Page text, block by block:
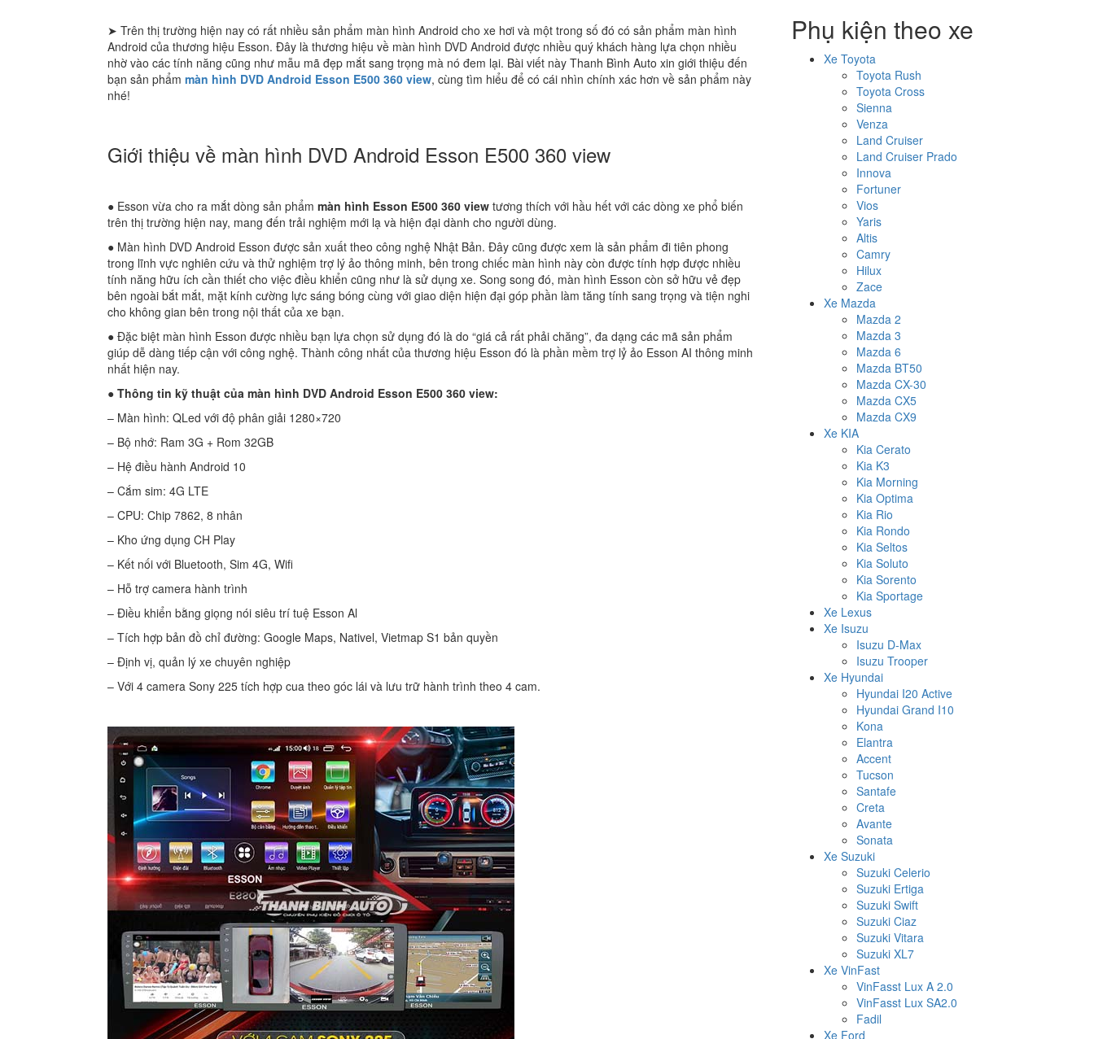
số
lượng
➤ Trên thị trường hiện nay có rất nhiều sản phẩm màn hình Android cho xe hơi và một trong số đó có sản phẩm màn hình
Android của thương hiệu Esson. Đây là thương hiệu về màn hình DVD Android được nhiều quý khách hàng lựa chọn nhiều
nhờ vào các tính năng cũng như mẫu mã đẹp mắt sang trọng mà nó đem lại. Bài viết này Thanh Bình Auto xin giới thiệu đến
bạn sản phẩm màn hình DVD Android Esson E500 360 view, cùng tìm hiểu để có cái nhìn chính xác hơn về sản phẩm này
nhé!
Giới thiệu về màn hình DVD Android Esson E500 360 view
● Esson vừa cho ra mắt dòng sản phẩm màn hình Esson E500 360 view tương thích với hầu hết với các dòng xe phổ biến
trên thị trường hiện nay, mang đến trải nghiệm mới lạ và hiện đại dành cho người dùng.
● Màn hình DVD Android Esson được sản xuất theo công nghệ Nhật Bản. Đây cũng được xem là sản phẩm đi tiên phong
trong lĩnh vực nghiên cứu và thử nghiệm trợ lý ảo thông minh, bên trong chiếc màn hình này còn được tính hợp được nhiều
tính năng hữu ích cần thiết cho việc điều khiển cũng như là sử dụng xe. Song song đó, màn hình Esson còn sở hữu vẻ đẹp
bên ngoài bắt mắt, mặt kính cường lực sáng bóng cùng với giao diện hiện đại góp phần làm tăng tính sang trọng và tiện nghi
cho không gian bên trong nội thất của xe bạn.
● Đặc biệt màn hình Esson được nhiều bạn lựa chọn sử dụng đó là do “giá cả rất phải chăng”, đa dạng các mã sản phẩm
giúp dễ dàng tiếp cận với công nghệ. Thành công nhất của thương hiệu Esson đó là phần mềm trợ lỷ ảo Esson AI thông minh
nhất hiện nay.
● Thông tin kỹ thuật của màn hình DVD Android Esson E500 360 view:
– Màn hình: QLed với độ phân giải 1280×720
– Bộ nhớ: Ram 3G + Rom 32GB
– Hệ điều hành Android 10
– Cắm sim: 4G LTE
– CPU: Chip 7862, 8 nhân
– Kho ứng dụng CH Play
– Kết nối với Bluetooth, Sim 4G, Wifi
– Hỗ trợ camera hành trình
– Điều khiển bằng giọng nói siêu trí tuệ Esson Al
– Tích hợp bản đồ chỉ đường: Google Maps, Nativel, Vietmap S1 bản quyền
– Định vị, quản lý xe chuyên nghiệp
– Với 4 camera Sony 225 tích hợp cua theo góc lái và lưu trữ hành trình theo 4 cam.
Phụ kiện theo xe
Xe Toyota
Toyota Rush
Toyota Cross
Sienna
Venza
Land Cruiser
Land Cruiser Prado
Innova
Fortuner
Vios
Yaris
Altis
Camry
Hilux
Zace
Xe Mazda
Mazda 2
Mazda 3
Mazda 6
Mazda BT50
Mazda CX-30
Mazda CX5
Mazda CX9
Xe KIA
Kia Cerato
Kia K3
Kia Morning
Kia Optima
Kia Rio
Kia Rondo
Kia Seltos
Kia Soluto
Kia Sorento
Kia Sportage
Xe Lexus
Xe Isuzu
Isuzu D-Max
Isuzu Trooper
Xe Hyundai
Hyundai I20 Active
Hyundai Grand I10
Kona
Elantra
Accent
Tucson
Santafe
Creta
Avante
Sonata
Xe Suzuki
Suzuki Celerio
Suzuki Ertiga
Suzuki Swift
Suzuki Ciaz
Suzuki Vitara
Suzuki XL7
Xe VinFast
VinFasst Lux A 2.0
VinFasst Lux SA2.0
Fadil
Xe Ford